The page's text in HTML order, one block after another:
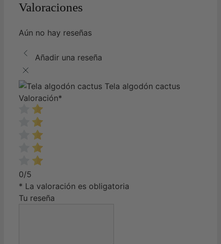
Valoraciones
Aún no hay reseñas
Añadir una reseña
Tela algodón cactus
Valoración*
0/5
* La valoración es obligatoria
Tu reseña